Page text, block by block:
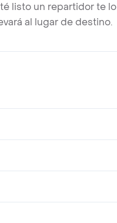
listo un repartidor te lo
al lugar de destino.